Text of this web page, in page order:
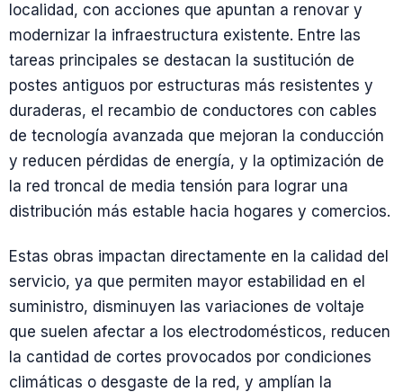
localidad, con acciones que apuntan a renovar y
modernizar la infraestructura existente. Entre las
tareas principales se destacan la sustitución de
postes antiguos por estructuras más resistentes y
duraderas, el recambio de conductores con cables
de tecnología avanzada que mejoran la conducción
y reducen pérdidas de energía, y la optimización de
la red troncal de media tensión para lograr una
distribución más estable hacia hogares y comercios.
Estas obras impactan directamente en la calidad del
servicio, ya que permiten mayor estabilidad en el
suministro, disminuyen las variaciones de voltaje
que suelen afectar a los electrodomésticos, reducen
la cantidad de cortes provocados por condiciones
climáticas o desgaste de la red, y amplían la